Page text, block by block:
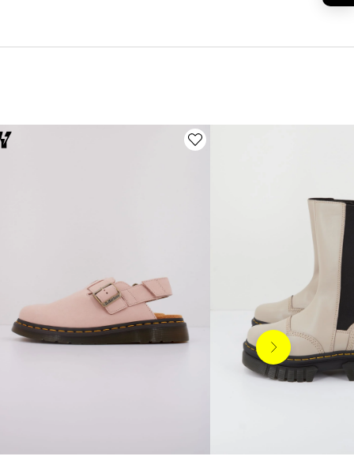
Siguiente